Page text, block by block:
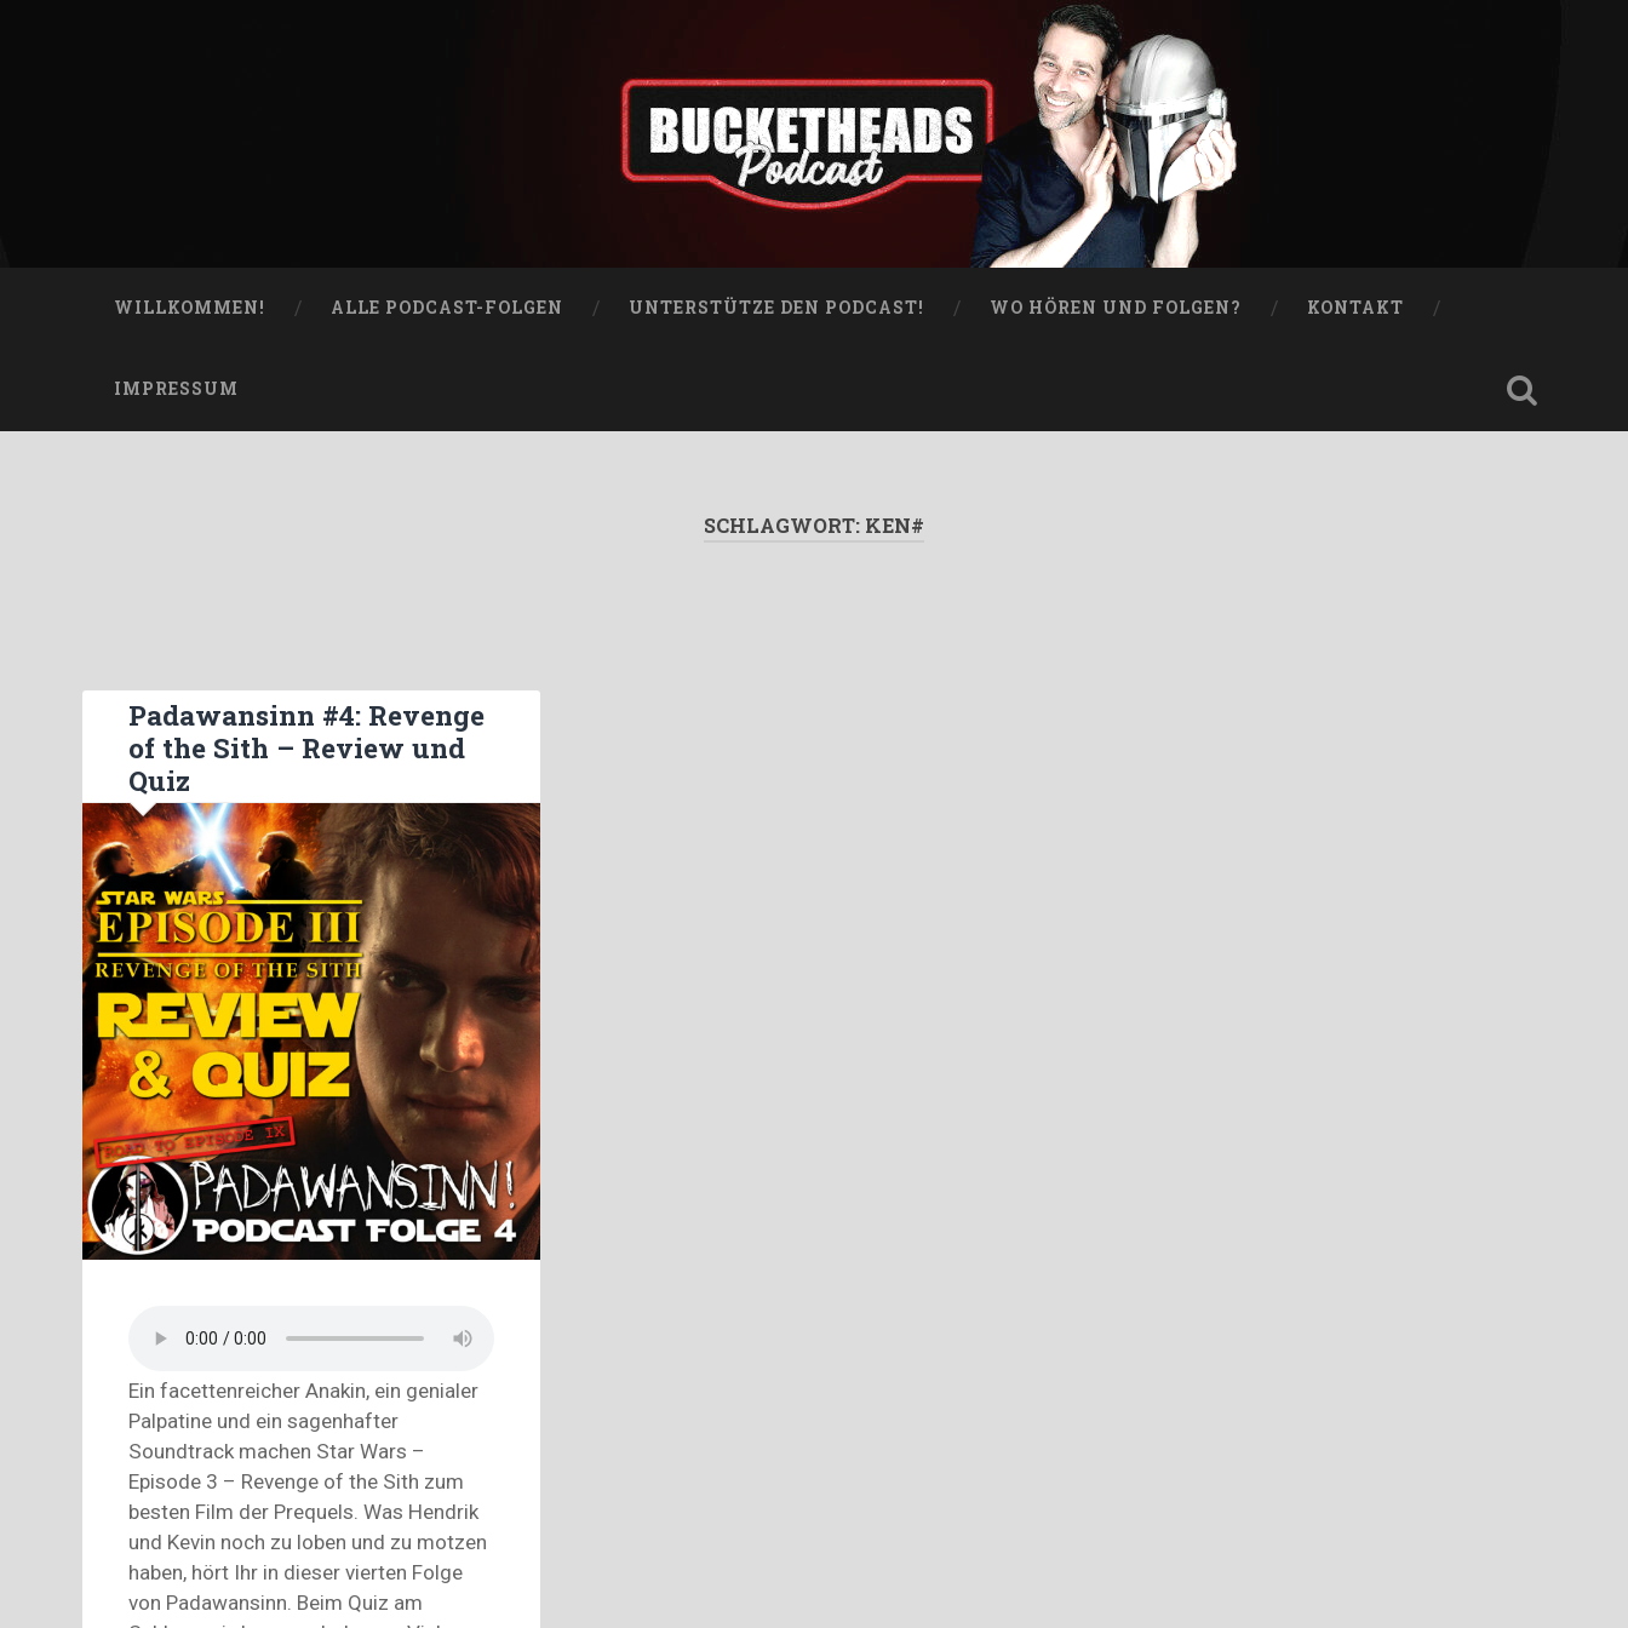
WILLKOMMEN! ALLE PODCAST-FOLGEN UNTERSTÜTZE DEN PODCAST! WO HÖREN UND FOLGEN? KONTAKT
IMPRESSUM
SCHLAGWORT: KEN#
Padawansinn #4: Revenge
of the Sith – Review und
Quiz
Ein facettenreicher Anakin, ein genialer
Palpatine und ein sagenhafter
Soundtrack machen Star Wars –
Episode 3 – Revenge of the Sith zum
besten Film der Prequels. Was Hendrik
und Kevin noch zu loben und zu motzen
haben, hört Ihr in dieser vierten Folge
von Padawansinn. Beim Quiz am